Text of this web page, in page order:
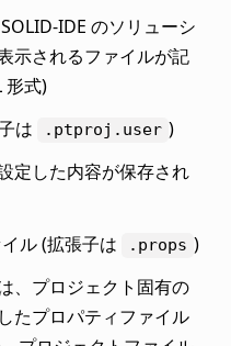
IDE のソリューシ
示されるファイルが記
形式)
は
.ptproj.user )
定した内容が保存され
ル (拡張子は
.props )
、プロジェクト固有の
たプロパティファイル